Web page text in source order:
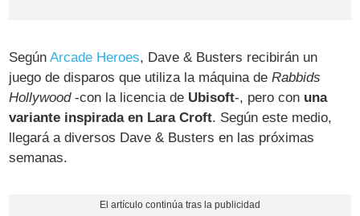
SegúnArcade Heroes, Dave & Busters recibirán un
juego de disparos que utiliza la máquina deRabbids
Hollywood-con la licencia de Ubisoft-, pero con una
variante inspirada en Lara Croft. Según este medio,
llegará a diversos Dave & Busters en las próximas
semanas.